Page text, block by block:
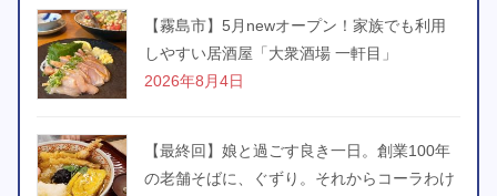
【霧島市】5月newオープン！家族でも利用
しやすい居酒屋「大衆酒場 一軒目」
2026年8月4日
【最終回】娘と過ごす良き一日。創業100年
の老舗そばに、ぐずり。それからコーラわけ